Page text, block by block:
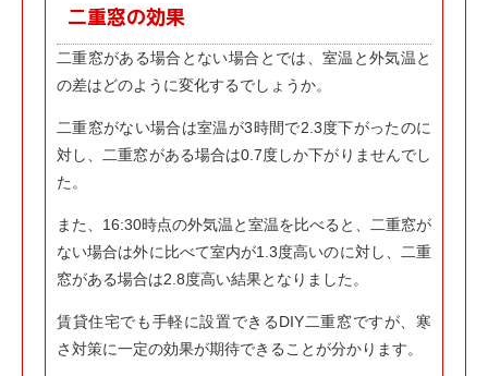
二重窓の効果
二重窓がある場合とない場合とでは、室温と外気温と
の差はどのように変化するでしょうか。
二重窓がない場合は室温が3時間で2.3度下がったのに
対し、二重窓がある場合は0.7度しか下がりませんでし
た。
また、16:30時点の外気温と室温を比べると、二重窓が
ない場合は外に比べて室内が1.3度高いのに対し、二重
窓がある場合は2.8度高い結果となりました。
賃貸住宅でも手軽に設置できるDIY二重窓ですが、寒
さ対策に一定の効果が期待できることが分かります。